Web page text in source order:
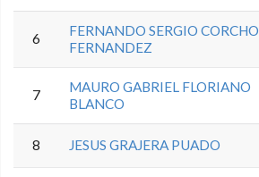
6
FERNANDO SERGIO CORCHO
FERNANDEZ
7
MAURO GABRIEL FLORIANO
BLANCO
8 JESUS GRAJERA PUADO